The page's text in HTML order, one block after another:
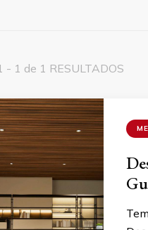
- 1 de 1 RESULTADOS